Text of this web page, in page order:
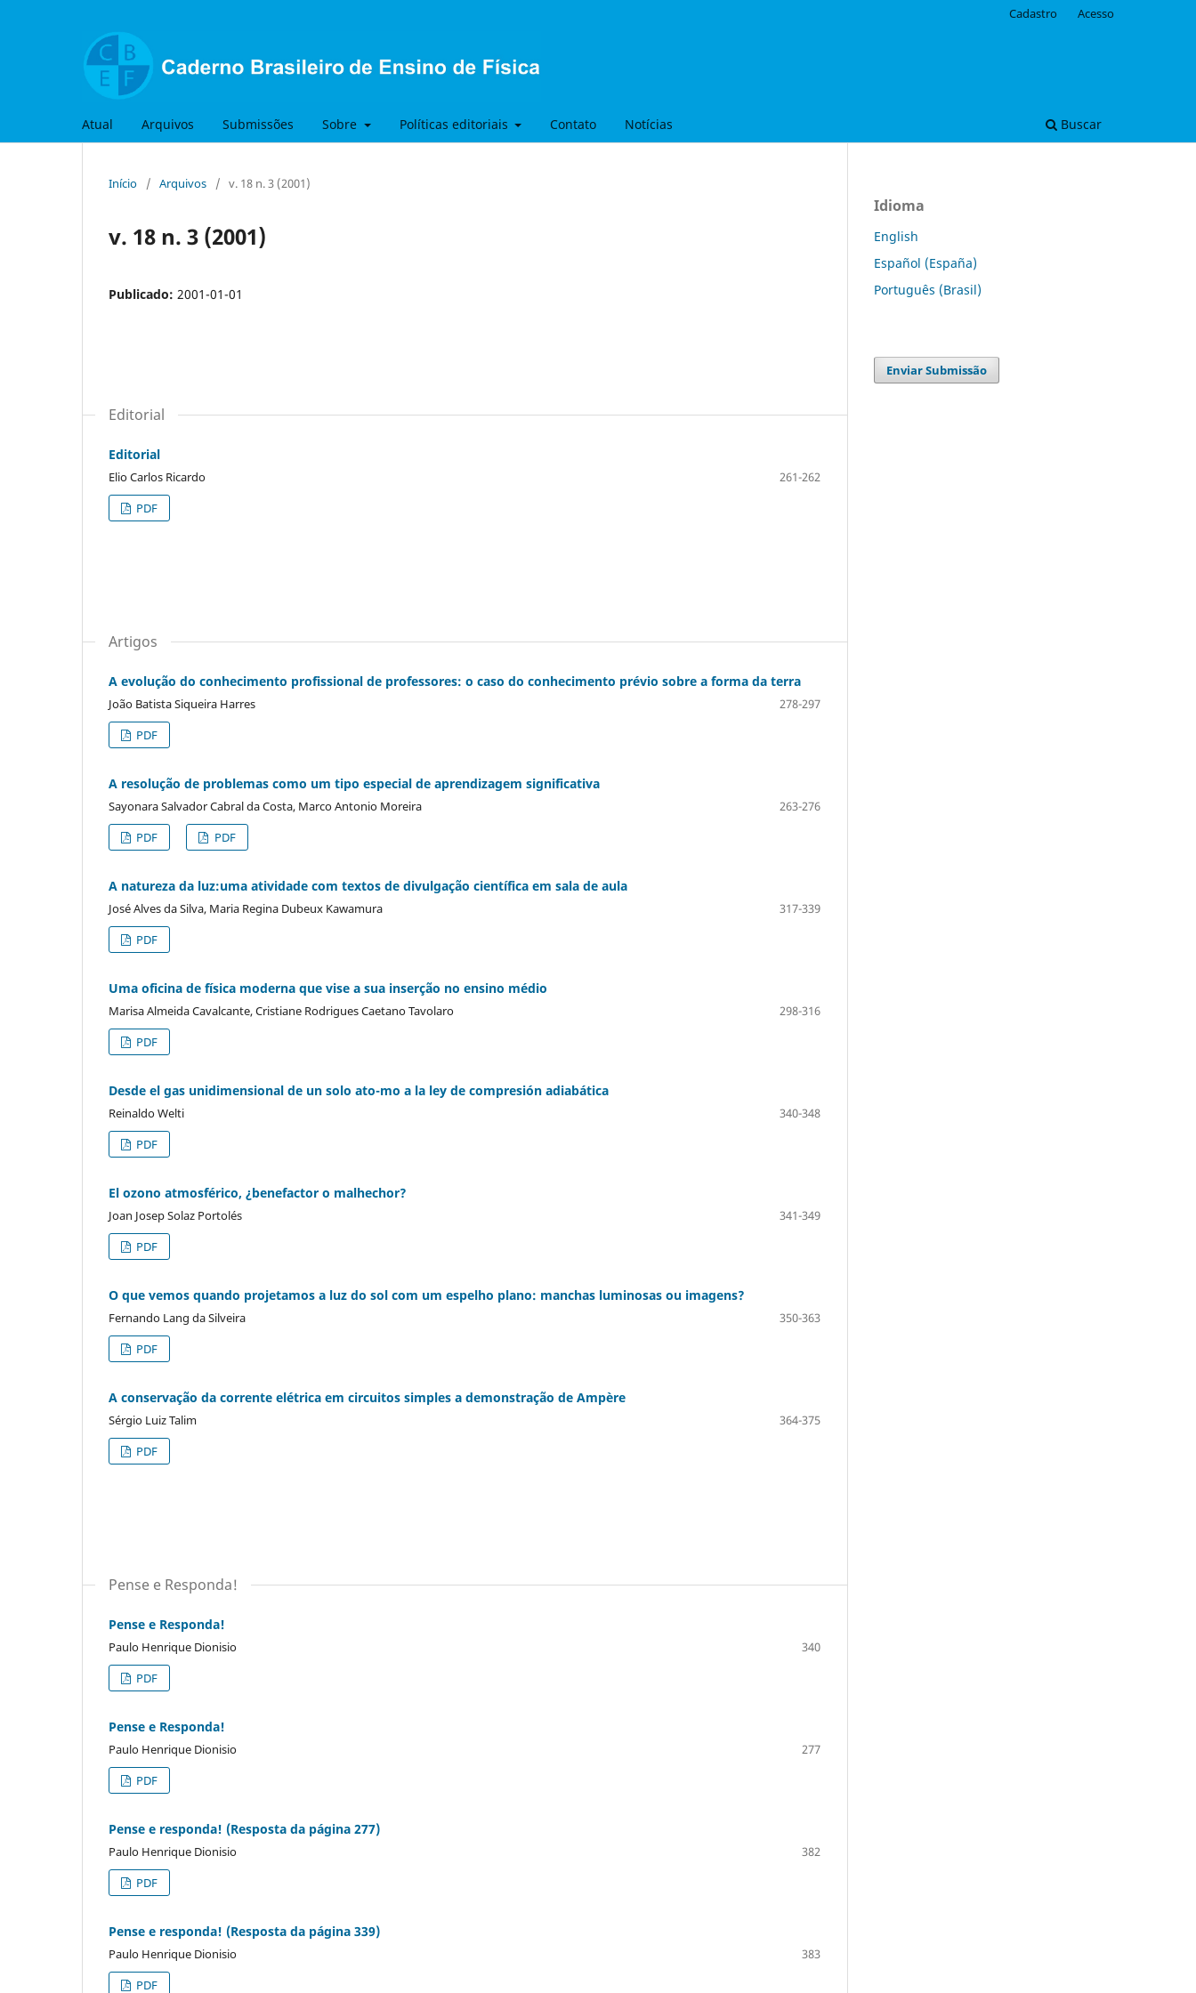
Atual Arquivos Submissões Sobre Políticas editoriais Contato Notícias Buscar
Cadastro Acesso
Início / Arquivos / v. 18 n. 3 (2001)
v. 18 n. 3 (2001)
Publicado: 2001-01-01
Editorial
Editorial
Elio Carlos Ricardo
261-262
PDF
Artigos
A evolução do conhecimento profissional de professores: o caso do conhecimento prévio sobre a forma da terra
João Batista Siqueira Harres
278-297
PDF
A resolução de problemas como um tipo especial de aprendizagem significativa
Sayonara Salvador Cabral da Costa, Marco Antonio Moreira
263-276
PDF
PDF
A natureza da luz:uma atividade com textos de divulgação científica em sala de aula
José Alves da Silva, Maria Regina Dubeux Kawamura
317-339
PDF
Uma oficina de física moderna que vise a sua inserção no ensino médio
Marisa Almeida Cavalcante, Cristiane Rodrigues Caetano Tavolaro
298-316
PDF
Desde el gas unidimensional de un solo ato-mo a la ley de compresión adiabática
Reinaldo Welti
340-348
PDF
El ozono atmosférico, ¿benefactor o malhechor?
Joan Josep Solaz Portolés
341-349
PDF
O que vemos quando projetamos a luz do sol com um espelho plano: manchas luminosas ou imagens?
Fernando Lang da Silveira
350-363
PDF
A conservação da corrente elétrica em circuitos simples a demonstração de Ampère
Sérgio Luiz Talim
364-375
PDF
Pense e Responda!
Pense e Responda!
Paulo Henrique Dionisio
340
PDF
Pense e Responda!
Paulo Henrique Dionisio
277
PDF
Pense e responda! (Resposta da página 277)
Paulo Henrique Dionisio
382
PDF
Pense e responda! (Resposta da página 339)
Paulo Henrique Dionisio
383
PDF
Idioma
English
Español (España)
Português (Brasil)
Enviar Submissão